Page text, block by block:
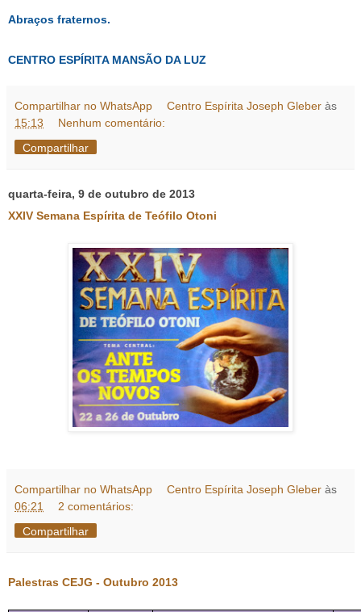
Abraços fraternos.
CENTRO ESPÍRITA MANSÃO DA LUZ
Compartilhar no WhatsApp Centro Espírita Joseph Gleber às
15:13
Nenhum comentário:
Compartilhar
quarta-feira, 9 de outubro de 2013
XXIV Semana Espírita de Teófilo Otoni
Compartilhar no WhatsApp Centro Espírita Joseph Gleber às
06:21
2 comentários:
Compartilhar
Palestras CEJG - Outubro 2013